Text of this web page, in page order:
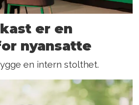
er en
nyansatte
en intern stolthet.